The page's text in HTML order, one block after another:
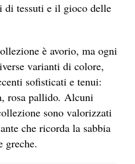
di tessuti e il gioco delle
è avorio, ma ogni
varianti di colore,
sofisticati e tenui:
rosa pallido. Alcuni
sono valorizzati
che ricorda la sabbia
greche.